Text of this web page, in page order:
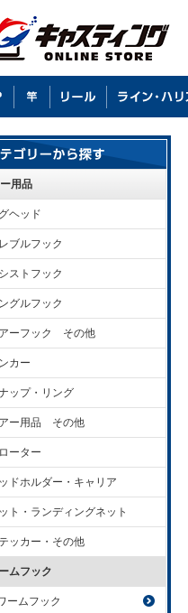
用品
ヘッド
ブルフック
ストフック
グルフック
ーフック その他
カー
ップ・リング
ー用品 その他
ーター
ドホルダー・キャリア
ト・ランディングネット
ッカー・その他
ムフック
ームフック